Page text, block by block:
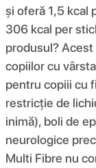
și oferă 1,5 kcal
306 kcal per
produsul?
copiilor cu
pentru copiii cu
restricție de
inimă), boli de
neurologice
Multi Fibre nu